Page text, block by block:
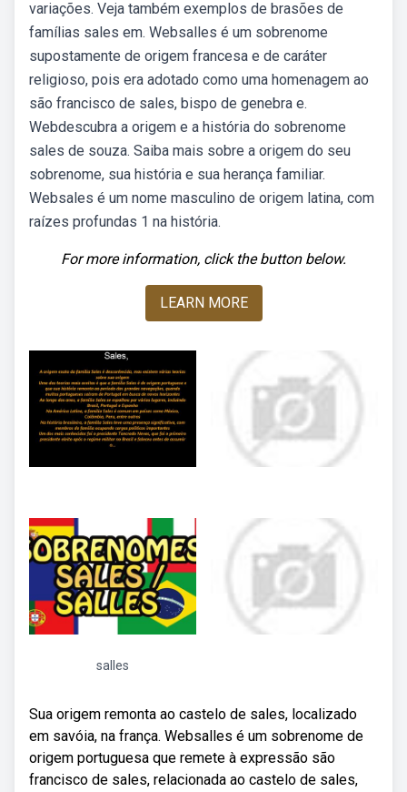
variações. Veja também exemplos de brasões de
famílias sales em. Websalles é um sobrenome
supostamente de origem francesa e de caráter
religioso, pois era adotado como uma homenagem ao
são francisco de sales, bispo de genebra e.
Webdescubra a origem e a história do sobrenome
sales de souza. Saiba mais sobre a origem do seu
sobrenome, sua história e sua herança familiar.
Websales é um nome masculino de origem latina, com
raízes profundas 1 na história.
For more information, click the button below.
LEARN MORE
salles
Sua origem remonta ao castelo de sales, localizado
em savóia, na frança. Websalles é um sobrenome de
origem portuguesa que remete à expressão são
francisco de sales, relacionada ao castelo de sales,